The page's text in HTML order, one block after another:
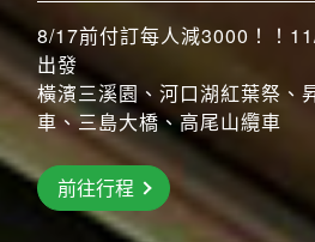
搶先GO
前往行程
8/17前付訂每人減3000！！
出發
橫濱三溪園、河口湖紅葉祭、
車、三島大橋、高尾山纜車
前往行程
前往行程